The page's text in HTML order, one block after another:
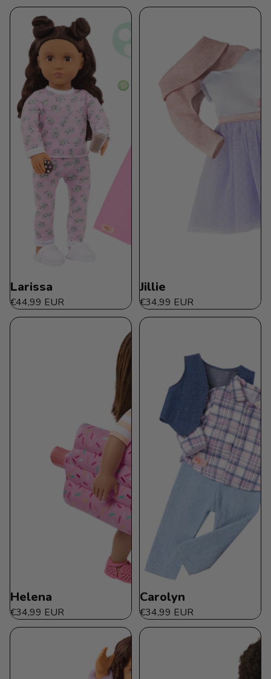
Larissa
€44,99 EUR
Jillie
€34,99 EUR
Helena
€34,99 EUR
Carolyn
€34,99 EUR